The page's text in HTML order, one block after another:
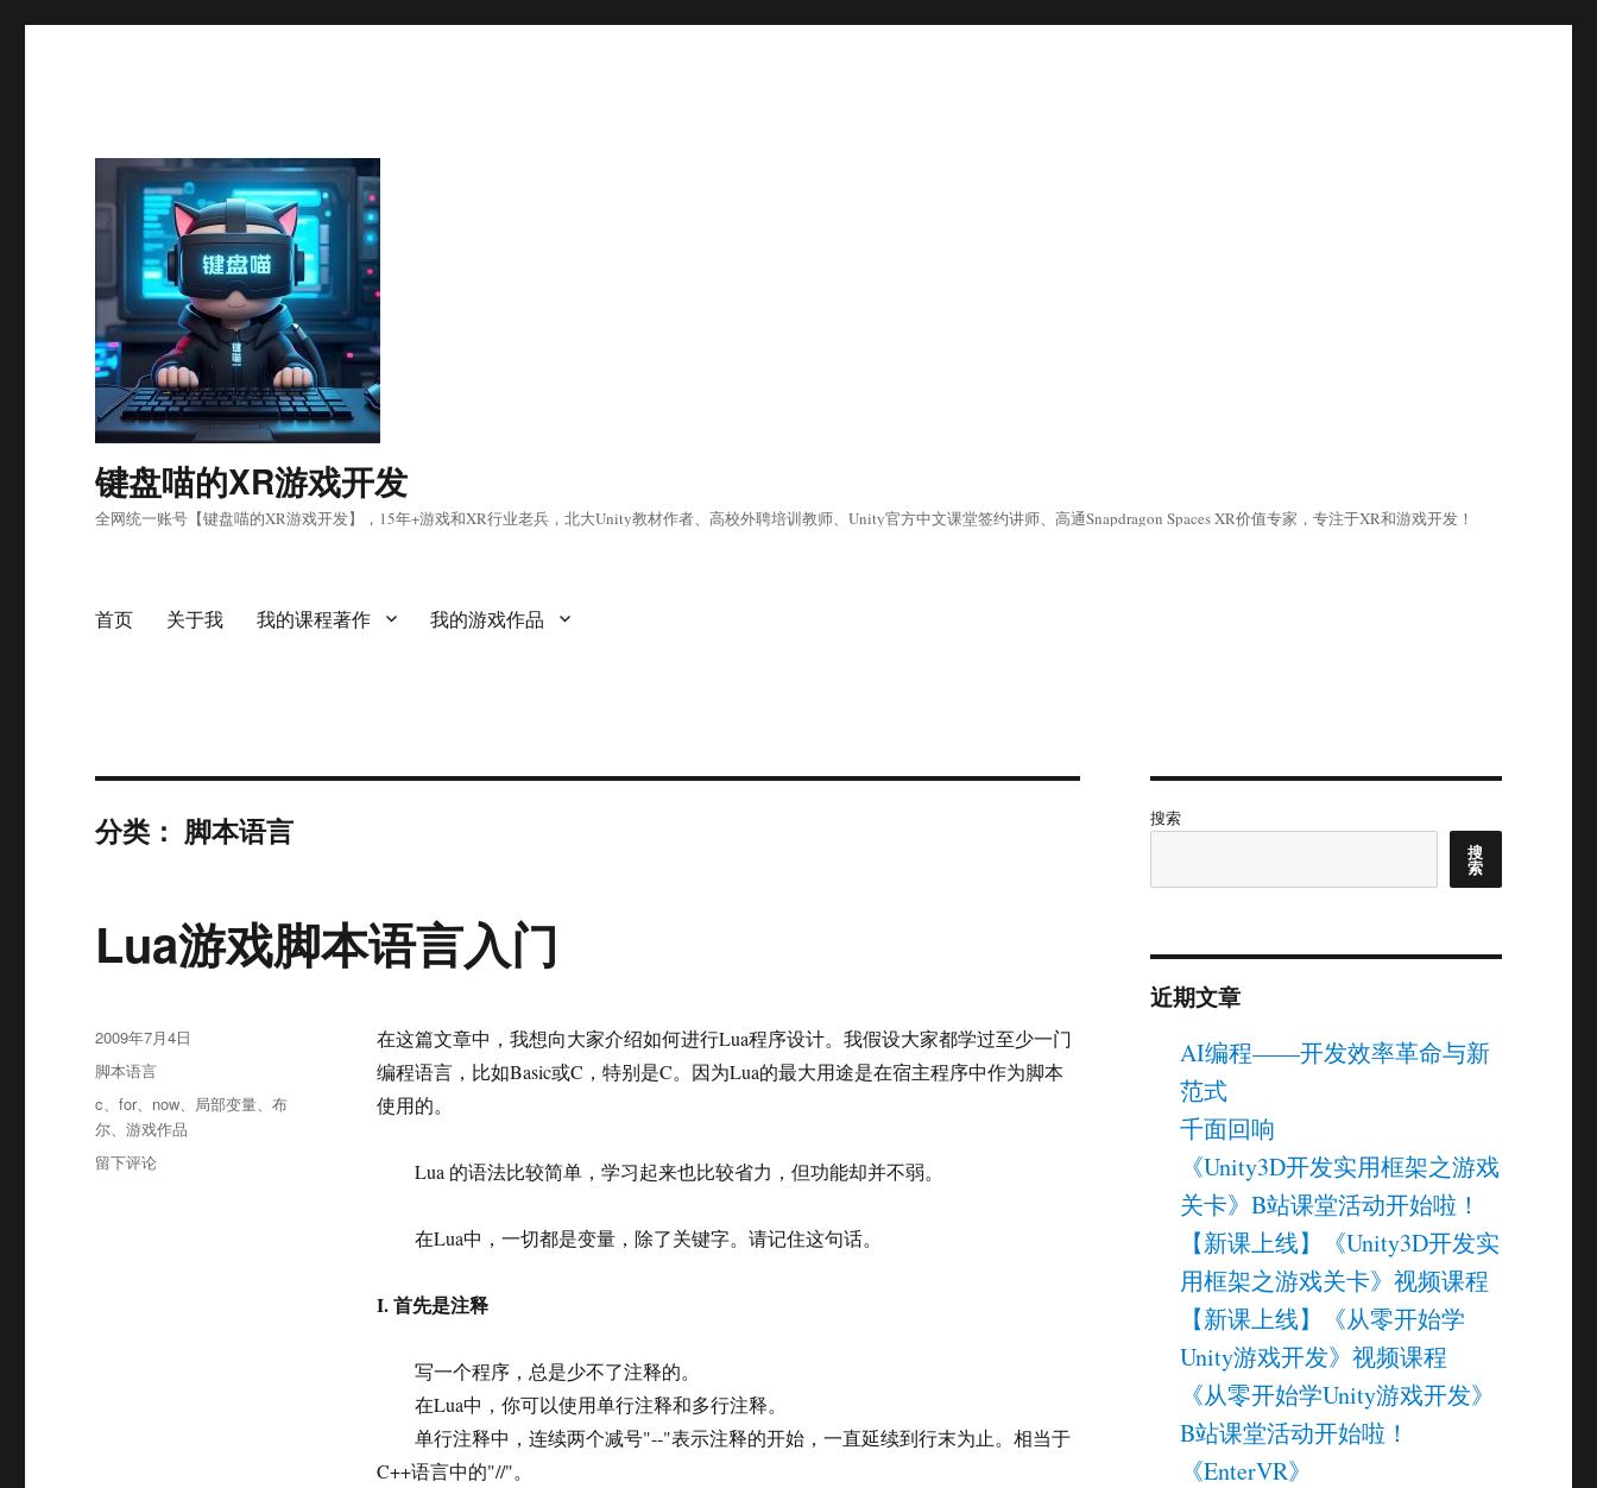
键盘喵的XR游戏开发
全网统一账号【键盘喵的XR游戏开发】，15年+游戏和XR行业老兵，北大Unity教材作者、高校外聘培训教师、Unity官方中文课堂签约讲师、高通Snapdragon Spaces XR价值专家，专注于XR和游戏开发！
首页 关于我 我的课程著作 我的游戏作品
分类： 脚本语言
Lua游戏脚本语言入门
在这篇文章中，我想向大家介绍如何进行Lua程序设计。我假设大家都学过至少一门
编程语言，比如Basic或C，特别是C。因为Lua的最大用途是在宿主程序中作为脚本
使用的。
Lua 的语法比较简单，学习起来也比较省力，但功能却并不弱。
在Lua中，一切都是变量，除了关键字。请记住这句话。
I. 首先是注释
写一个程序，总是少不了注释的。
在Lua中，你可以使用单行注释和多行注释。
单行注释中，连续两个减号"--"表示注释的开始，一直延续到行末为止。相当于
C++语言中的"//"。
发
布
于
2009年7月4日
分
脚本语言
标
签
c、for、 now、 局部变量、布
尔、游戏作品
于
留下评论
搜索
搜
索
近期文章
AI编程——开发效率革命与新
范式
千面回响
《Unity3D开发实用框架之游戏
关卡》B站课堂活动开始啦！
【新课上线】《Unity3D开发实
用框架之游戏关卡》视频课程
【新课上线】《从零开始学
Unity游戏开发》视频课程
《从零开始学Unity游戏开发》
B站课堂活动开始啦！
《EnterVR》